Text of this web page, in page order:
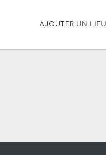
AJOUTER UN LIEU